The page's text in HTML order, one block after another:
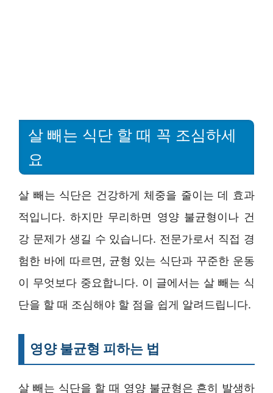
살 빼는 식단 할 때 꼭 조심하세
요
살 빼는 식단은 건강하게 체중을 줄이는 데 효과
적입니다. 하지만 무리하면 영양 불균형이나 건
강 문제가 생길 수 있습니다. 전문가로서 직접 경
험한 바에 따르면, 균형 있는 식단과 꾸준한 운동
이 무엇보다 중요합니다. 이 글에서는 살 빼는 식
단을 할 때 조심해야 할 점을 쉽게 알려드립니다.
영양 불균형 피하는 법
살 빼는 식단을 할 때 영양 불균형은 흔히 발생하